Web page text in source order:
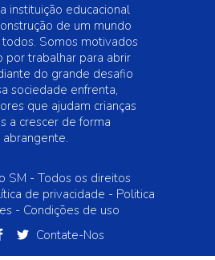
instituição educacional
de um mundo
Somos motivados
por trabalhar para abrir
do grande desafio
sociedade enfrenta,
que ajudam crianças
a crescer de forma
abrangente.
SM - Todos os direitos
de privacidade - Politica
- Condições de uso
Contate-Nos